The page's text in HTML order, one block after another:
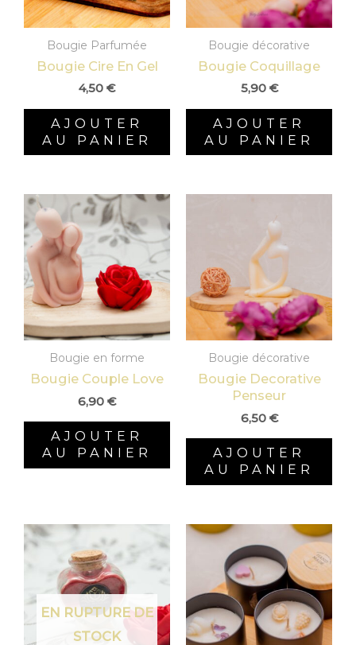
Bougie Parfumée
Bougie Cire En Gel
4,50 €
AJOUTER
AU PANIER
Bougie décorative
Bougie Coquillage
5,90 €
AJOUTER
AU PANIER
Bougie en forme
Bougie Couple Love
6,90 €
AJOUTER
AU PANIER
Bougie décorative
Bougie Decorative
Penseur
6,50 €
AJOUTER
AU PANIER
EN RUPTURE DE
STOCK